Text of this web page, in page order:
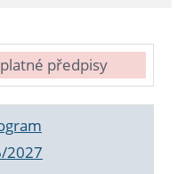
předpisy
2027